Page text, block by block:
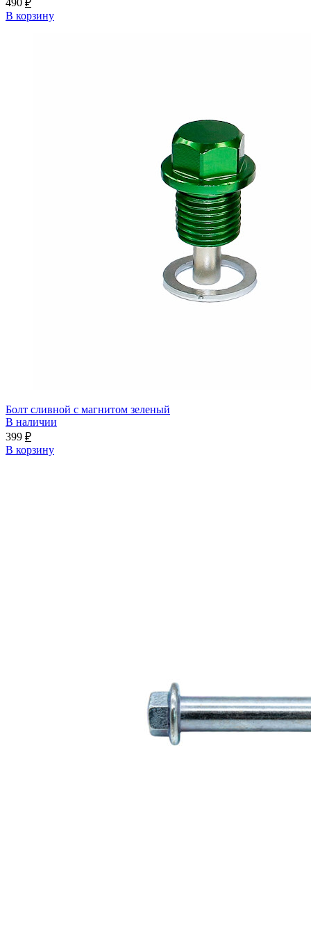
490 ₽
В корзину
Болт сливной с магнитом зеленый
В наличии
399 ₽
В корзину